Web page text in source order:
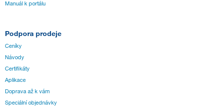
Manuál k portálu
Podpora prodeje
Ceníky
Návody
Certifikáty
Aplikace
Doprava až k vám
Speciální objednávky